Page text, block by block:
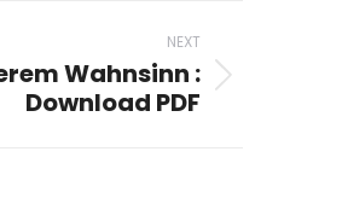
NEXT
Wahnsinn :
Download PDF